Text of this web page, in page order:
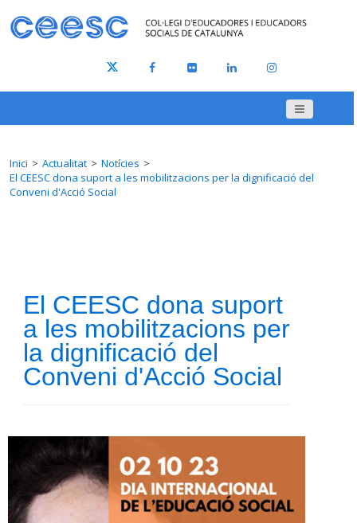
Inici Actualitat
Notícies
El CEESC dona suport a les mobilitzacions per la dignificació del
Conveni d'Acció Social
El CEESC dona suport
a les mobilitzacions per
la dignificació del
Conveni d'Acció Social